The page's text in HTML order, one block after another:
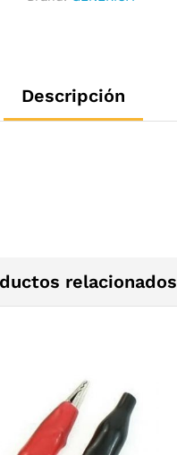
Descripción
relacionados